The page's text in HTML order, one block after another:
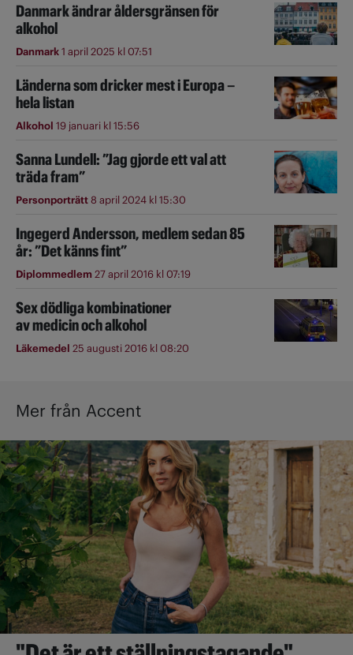
Danmark ändrar åldersgränsen för
alkohol
Danmark1 april 2025 kl 07:51
Länderna som dricker mest i Europa –
hela listan
Alkohol 19 januari kl 15:56
Sanna Lundell: ”Jag gjorde ett val att
träda fram”
Personporträtt8 april 2024 kl 15:30
Ingegerd Andersson, medlem sedan 85
år: ”Det känns fint”
Diplommedlem27 april 2016 kl 07:19
Sex dödliga kombinationer
av medicin och alkohol
Läkemedel 25 augusti 2016 kl 08:20
Mer från Accent